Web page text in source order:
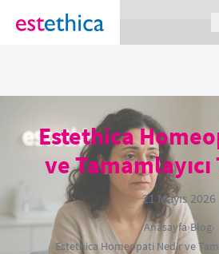
section Service {
Estethica
ve Tamamlayıcı
21 Mayıs 2026
Anasayfa›Blog›
Estethica Homeopati Nedir ve